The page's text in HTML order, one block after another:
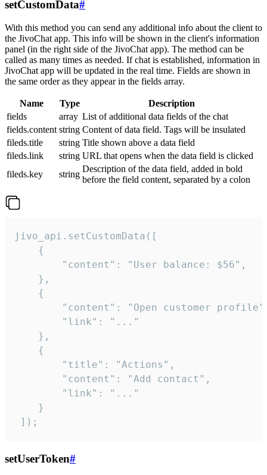
setCustomData#
With this method you can send any additional info about the client to
the JivoChat app. This info will be shown in the client's information
panel (in the right side of the JivoChat app). The method can be
called as many times as needed. If chat is established, information in
JivoChat app will be updated in the real time. Fields are shown in
the same order as they appear in the fields array.
Name Type
Description
fields
array List of additional data fields of the chat
fields.content string Content of data field. Tags will be insulated
fileds.title
string Title shown above a data field
fileds.link
string URL that opens when the data field is clicked
fileds.key
string
Description of the data field, added in bold
before the field content, separated by a colon
jivo_api.setCustomData([
    {
        "content": "User balance: $56",
    },
    {
"content": "Open customer
        "link": "..."
    },
    {
        "title": "Actions",
        "content": "Add contact",
        "link": "..."
    }
]);
setUserToken#